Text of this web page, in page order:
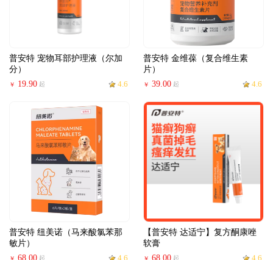
普安特 宠物耳部护理液（尔加
分）
￥ 19.90 起 4.6
普安特 金维葆（复合维生素
片）
￥ 39.00 起 4.6
普安特 纽美诺（马来酸氯苯那
敏片）
￥ 68.00 起 4.6
【普安特 达适宁】复方酮康唑
软膏
￥ 68.00 起 4.6